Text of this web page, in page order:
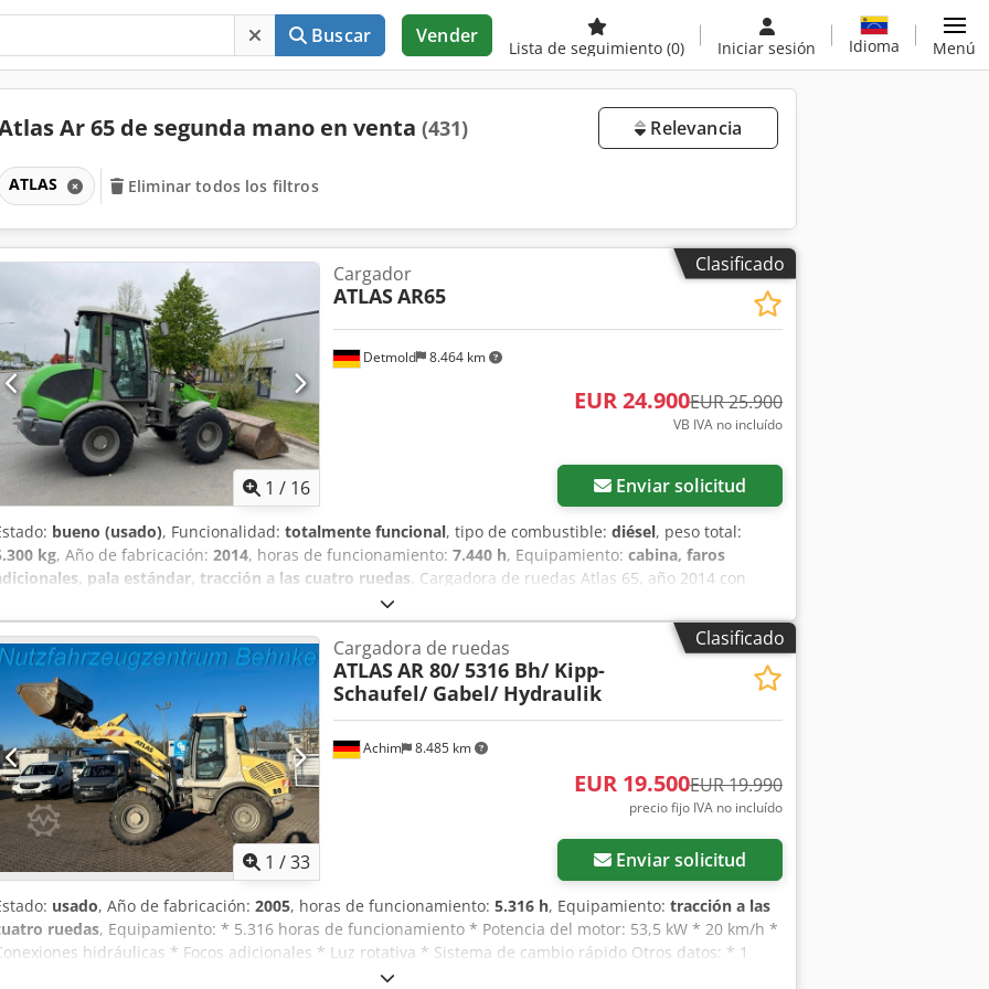
Buscar Vender
Lista de seguimiento (0) Iniciar sesión Idioma Menú
Ar 65 de segunda mano en venta (431) Relevancia
ATLAS Eliminar todos los filtros
Clasificado
1 / 16
Detmold 8.464 km
Cargador
ATLASAR65
EUR 24.900EUR 25.900
VB IVA no incluído
Enviar solicitud
bueno (usado), Funcionalidad: totalmente funcional, tipo de combustible: diésel, peso total:
kg, Año de fabricación: 2014, horas de funcionamiento: 7.440 h, Equipamiento: cabina, faros
pala estándar, tracción a las cuatro ruedas, Cargadora de ruedas Atlas 65, año 2014 con
7.440 horas de funcionamiento, enganche rápido y cuchara, en estado limpio y lista para trabajar de
Transporte y entrega posibles. Visita previa cita, también disponible los fines de semana.
N Ei Nspfx Aahjck
Clasificado
1 /33
Achim 8.485 km
Cargadora de ruedas
ATLASAR 80/ 5316 Bh/ Kipp-
Schaufel/ Gabel/ Hydraulik
EUR 19.500EUR 19.990
precio fijo IVA no incluído
Enviar solicitud
usado, Año de fabricación: 2005, horas de funcionamiento: 5.316 h, Equipamiento: tracción a las
ruedas, Equipamiento: * 5.316 horas de funcionamiento * Potencia del motor: 53,5 kW * 20 km/h *
hidráulicas * Focos adicionales * Luz rotativa * Sistema de cambio rápido Otros datos: * 1
propietario anterior * Primera entrega en Alemania * Año de fabricación: 2005 * Peso en vacío: 5.975 kg *